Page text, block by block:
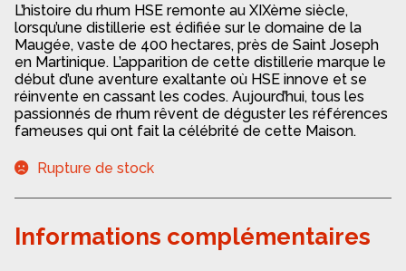
L’histoire du rhum HSE remonte au XIXème siècle,
lorsqu’une distillerie est édifiée sur le domaine de la
Maugée, vaste de 400 hectares, près de Saint Joseph
en Martinique. L’apparition de cette distillerie marque le
début d’une aventure exaltante où HSE innove et se
réinvente en cassant les codes. Aujourd’hui, tous les
passionnés de rhum rêvent de déguster les références
fameuses qui ont fait la célébrité de cette Maison.
Rupture de stock
Informations complémentaires